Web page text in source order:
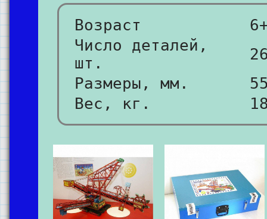
Возраст
Число деталей,
шт.
Размеры, мм.
Вес, кг.